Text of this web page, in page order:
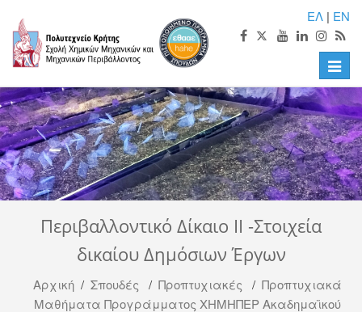
ΕΛ | EN
Toggle
Περιβαλλοντικό Δίκαιο ΙΙ -Στοιχεία
δικαίου Δημόσιων Έργων
Αρχική/ Σπουδές / Προπτυχιακές / Προπτυχιακά
Μαθήματα Προγράμματος ΧΗΜΗΠΕΡ Ακαδημαϊκού